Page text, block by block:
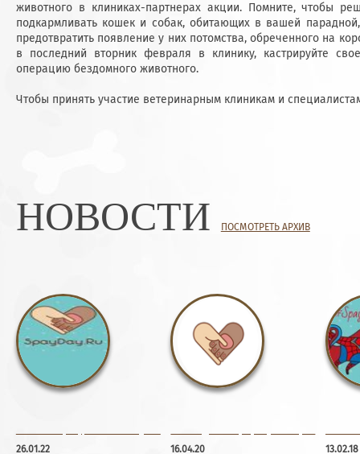
животного в клиниках-партнерах акции. Помните, чтобы
подкармливать кошек и собак, обитающих в вашей
предотвратить появление у них потомства, обреченного на
в последний вторник февраля в клинику, кастрируйте
операцию бездомного животного.
Чтобы принять участие ветеринарным клиникам и
НОВОСТИ ПОСМОТРЕТЬ АРХИВ
26.01.22
16.04.20
13.02.18